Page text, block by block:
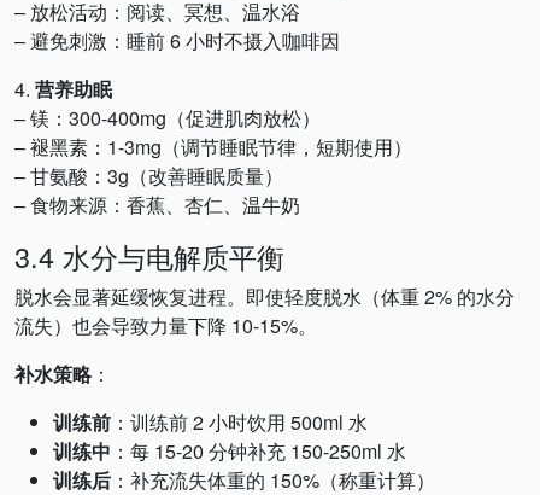
– 放松活动：阅读、冥想、温水浴
– 避免刺激：睡前 6 小时不摄入咖啡因
4. 营养助眠
– 镁：300-400mg（促进肌肉放松）
– 褪黑素：1-3mg（调节睡眠节律，短期使用）
– 甘氨酸：3g（改善睡眠质量）
– 食物来源：香蕉、杏仁、温牛奶
3.4 水分与电解质平衡
脱水会显著延缓恢复进程。即使轻度脱水（体重 2% 的水分
流失）也会导致力量下降 10-15%。
补水策略：
训练前 ：训练前 2 小时饮用 500ml 水
训练中 ：每 15-20 分钟补充 150-250ml 水
训练后 ：补充流失体重的 150%（称重计算）